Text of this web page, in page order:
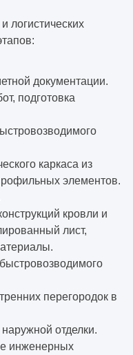
логистических
документации.
подготовка
каркаса из
элементов.
кровли и
лист,
перегородок в
отделки.
инженерных